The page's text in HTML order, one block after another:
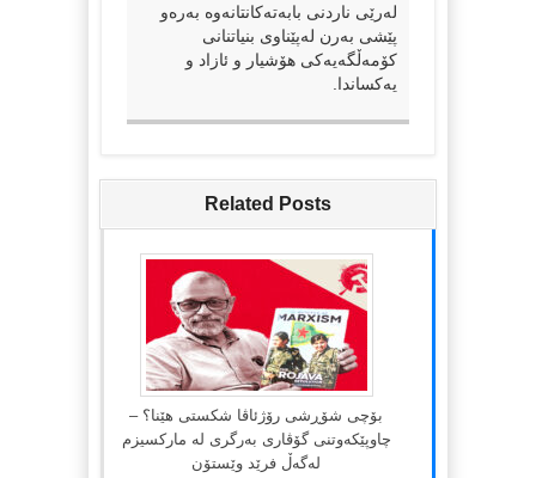
لەرێی ناردنی بابەتەکانتانەوە بەرەو
پێشی بەرن لەپێناوی بنیاتنانی
کۆمەڵگەیەکی هۆشیار و ئازاد و
یەکساندا.
Related Posts
بۆچی شۆڕشی رۆژئاڤا شکستی هێنا؟ –
چاوپێکەوتنی گۆڤاری بەرگری لە مارکسیزم
لەگەڵ فرێد وێستۆن